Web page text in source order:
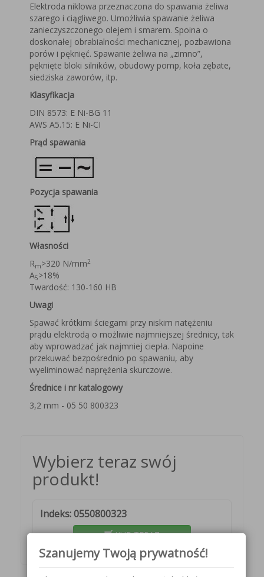
Elektroda niklowa przeznaczona do spawania żeliwa
szarego i ciągliwego. Umożliwia spawanie żeliwa
zanieczyszczonego olejem i smarem. Spoina o
doskonałej obrabialności mechanicznej, pozbawiona
porów i pęknięć. Spawanie żeliwa na „zimno”,
pęknięte bloki silników, obudowy pomp, koła zębate,
siedziska zaworów, itp.
Klasyfikacja
DIN 8573: E Ni-BG 11
AWS A5.15: E Ni-CI
Prąd spawania
Pozycja spawania
Własności
Rm>320 N/mm2
A5>18%
Twardość: 130-160 HB
Uwagi
Spawać krótkimi ściegami przy niskim natężeniu
prądu elektrodą o możliwie najmniejszej średnicy, tak
aby wprowadzać jak najmniej ciepła. Napoine
przekuwać bezpośrednio po spawaniu, aby
wyeliminować naprężenia skurczowe.
Średnice i nr katalogowy
3,2 mm - 05 50 800323
Wybierz teraz swój
produkt!
Indeks: 0550800323
KUP TERAZ
Szanujemy Twoją prywatność!